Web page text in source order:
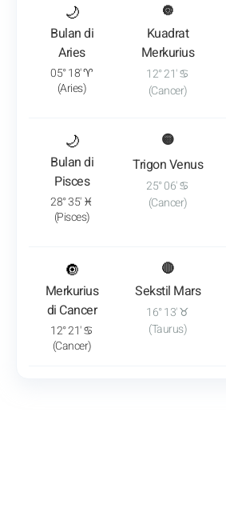
🌙
Bulan di
Aries
: Lihat analisis transit
05° 18' ♈
(Aries)
🔘
Kuadrat
Merkurius
12° 21' ♋
(Cancer)
🌙
Bulan di
Pisces
: Lihat analisis transit
28° 35' ♓
(Pisces)
🟡
Trigon Venus
25° 06' ♋
(Cancer)
🔘
Merkurius
di Cancer
: Lihat analisis transit
12° 21' ♋
(Cancer)
🔴
Sekstil Mars
16° 13' ♉
(Taurus)